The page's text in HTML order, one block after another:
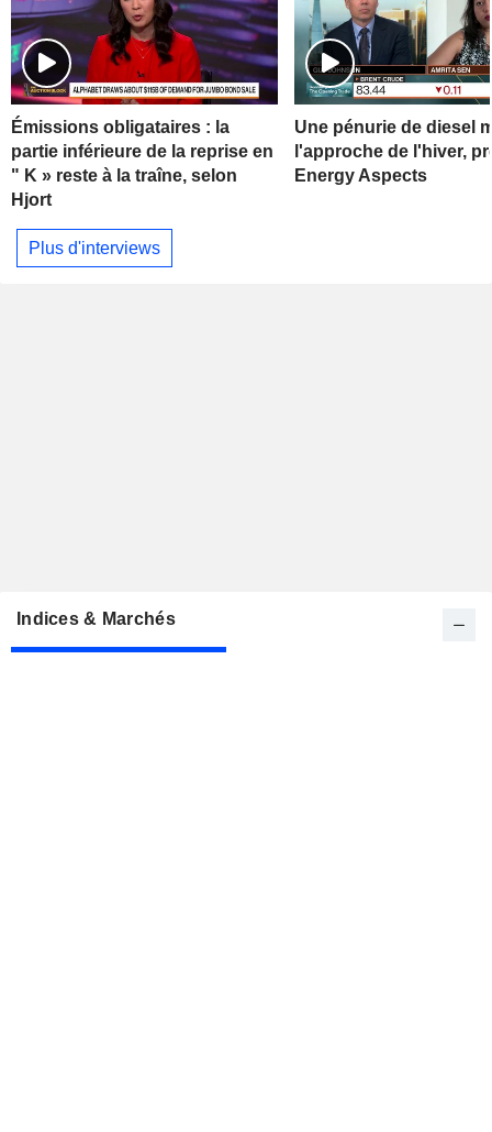
Émissions obligataires : la
partie inférieure de la reprise en
" K » reste à la traîne, selon
Hjort
Une pénurie de diesel
l'approche de l'hiver,
Energy Aspects
Plus d'interviews
Indices & Marchés